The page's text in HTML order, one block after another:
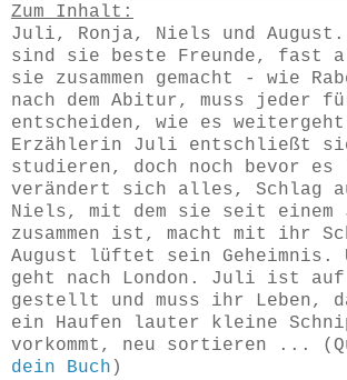
Zum Inhalt:
Juli, Ronja, Niels und
sind sie beste Freunde, fast
sie zusammen gemacht - wie
nach dem Abitur, muss jeder
entscheiden, wie es
Erzählerin Juli entschließt
studieren, doch noch bevor es
verändert sich alles, Schlag
Niels, mit dem sie seit einem
zusammen ist, macht mit ihr
August lüftet sein Geheimnis.
geht nach London. Juli ist
gestellt und muss ihr Leben,
ein Haufen lauter kleine
vorkommt, neu sortieren ...
dein Buch )